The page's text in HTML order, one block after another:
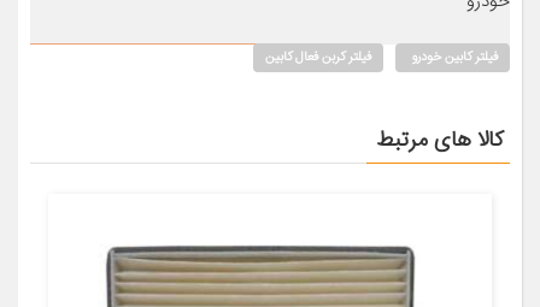
فیلتر کابین خودرو فیلتر کربن فعال کابین
کالا های مرتبط